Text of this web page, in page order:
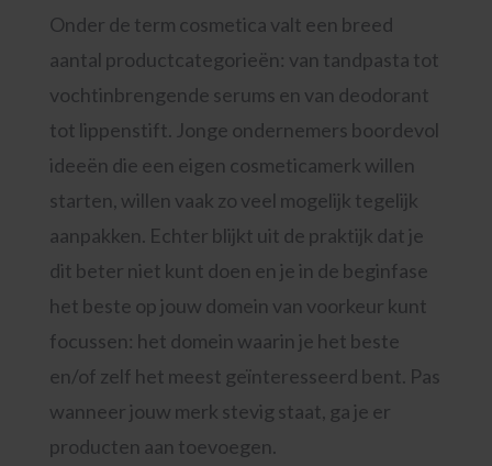
Onder de term cosmetica valt een breed
aantal productcategorieën: van tandpasta tot
vochtinbrengende serums en van deodorant
tot lippenstift. Jonge ondernemers boordevol
ideeën die een eigen cosmeticamerk willen
starten, willen vaak zo veel mogelijk tegelijk
aanpakken. Echter blijkt uit de praktijk dat je
dit beter niet kunt doen en je in de beginfase
het beste op jouw domein van voorkeur kunt
focussen: het domein waarin je het beste
en/of zelf het meest geïnteresseerd bent. Pas
wanneer jouw merk stevig staat, ga je er
producten aan toevoegen.